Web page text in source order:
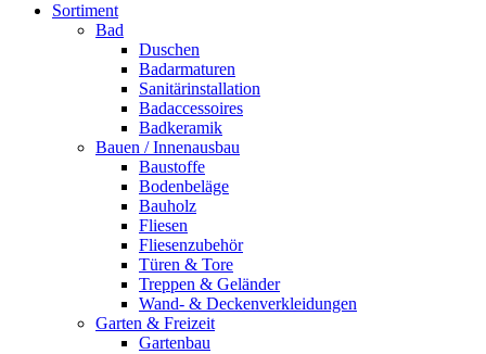
Sortiment
Bad
Duschen
Badarmaturen
Sanitärinstallation
Badaccessoires
Badkeramik
Bauen / Innenausbau
Baustoffe
Bodenbeläge
Bauholz
Fliesen
Fliesenzubehör
Türen & Tore
Treppen & Geländer
Wand- & Deckenverkleidungen
Garten & Freizeit
Gartenbau